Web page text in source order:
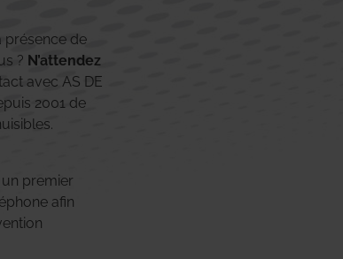
présence de
? N’attendez
avec AS DE
2001 de
premier
afin